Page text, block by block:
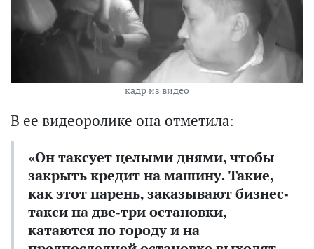
кадр из видео
В ее видеоролике она отметила:
«Он таксует целыми днями, чтобы
закрыть кредит на машину. Такие,
как этот парень, заказывают бизнес-
такси на две-три остановки,
катаются по городу и на